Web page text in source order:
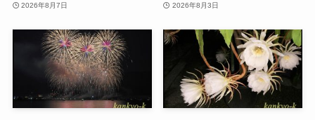
2026年8月7日 2026年8月3日